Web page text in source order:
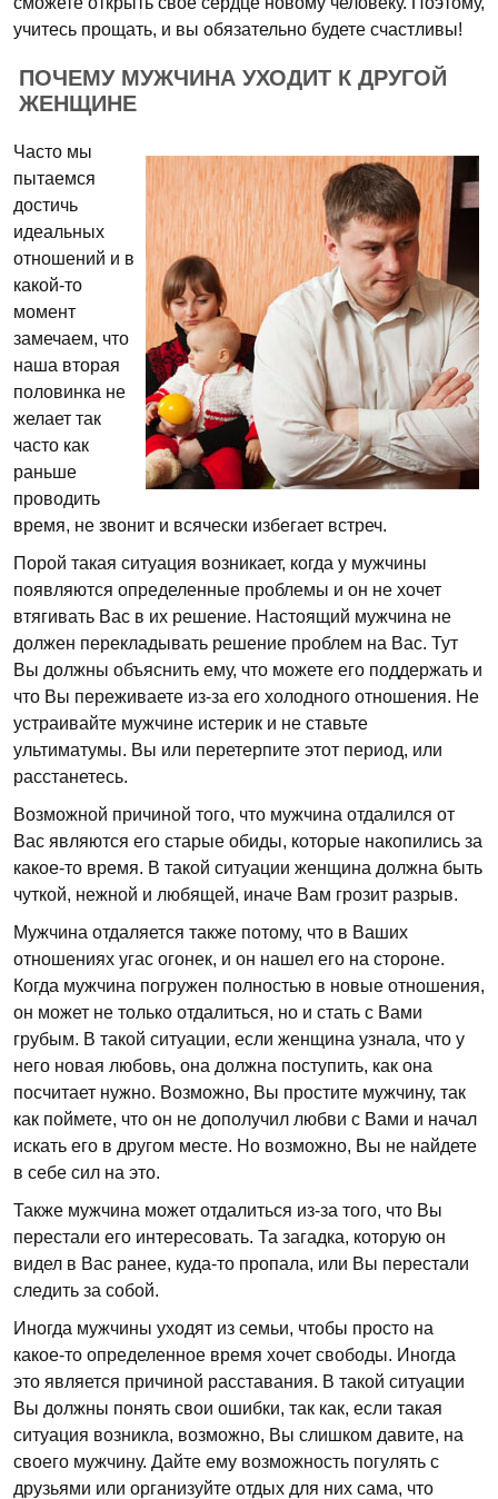
учитесь прощать, и вы обязательно будете счастливы!
ПОЧЕМУ МУЖЧИНА УХОДИТ К ДРУГОЙ
ЖЕНЩИНЕ
Часто мы
пытаемся
достичь
идеальных
отношений и в
какой-то
момент
замечаем, что
наша вторая
половинка не
желает так
часто как
раньше
проводить
время, не звонит и всячески избегает встреч.
Порой такая ситуация возникает, когда у мужчины
появляются определенные проблемы и он не хочет
втягивать Вас в их решение. Настоящий мужчина не
должен перекладывать решение проблем на Вас. Тут
Вы должны объяснить ему, что можете его поддержать и
что Вы переживаете из-за его холодного отношения. Не
устраивайте мужчине истерик и не ставьте
ультиматумы. Вы или перетерпите этот период, или
расстанетесь.
Возможной причиной того, что мужчина отдалился от
Вас являются его старые обиды, которые накопились за
какое-то время. В такой ситуации женщина должна быть
чуткой, нежной и любящей, иначе Вам грозит разрыв.
Мужчина отдаляется также потому, что в Ваших
отношениях угас огонек, и он нашел его на стороне.
Когда мужчина погружен полностью в новые отношения,
он может не только отдалиться, но и стать с Вами
грубым. В такой ситуации, если женщина узнала, что у
него новая любовь, она должна поступить, как она
посчитает нужно. Возможно, Вы простите мужчину, так
как поймете, что он не дополучил любви с Вами и начал
искать его в другом месте. Но возможно, Вы не найдете
в себе сил на это.
Также мужчина может отдалиться из-за того, что Вы
перестали его интересовать. Та загадка, которую он
видел в Вас ранее, куда-то пропала, или Вы перестали
следить за собой.
Иногда мужчины уходят из семьи, чтобы просто на
какое-то определенное время хочет свободы. Иногда
это является причиной расставания. В такой ситуации
Вы должны понять свои ошибки, так как, если такая
ситуация возникла, возможно, Вы слишком давите, на
своего мужчину. Дайте ему возможность погулять с
друзьями или организуйте отдых для них сама, что